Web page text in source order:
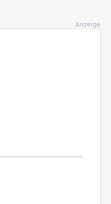
Anzeige